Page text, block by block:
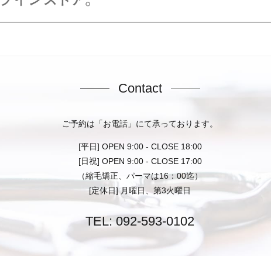
Contact
ご予約は「お電話」にて承っております。
[平日] OPEN 9:00 - CLOSE 18:00
[日祝] OPEN 9:00 - CLOSE 17:00
（縮毛矯正、パーマは16：00迄）
[定休日] 月曜日、第3火曜日
TEL: 092-593-0102